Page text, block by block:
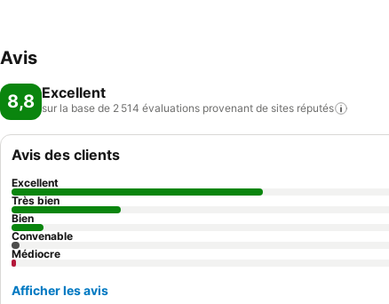
Avis
8,8 Excellent
sur la base de 2 514 évaluations provenant de sites réputés
Avis des clients
Excellent
Très bien
Bien
Convenable
Médiocre
Afficher les avis